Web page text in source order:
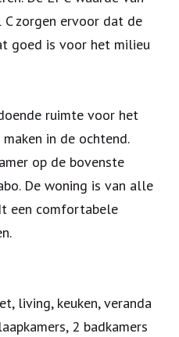
zorgen ervoor dat de
goed is voor het milieu
ruimte voor het
in de ochtend.
op de bovenste
De woning is van alle
een comfortabele
living, keuken, veranda
2 badkamers